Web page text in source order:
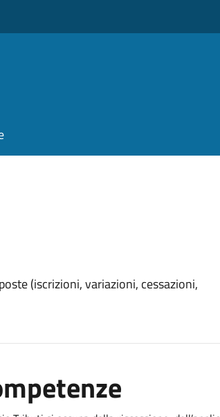
(iscrizioni, variazioni, cessazioni,